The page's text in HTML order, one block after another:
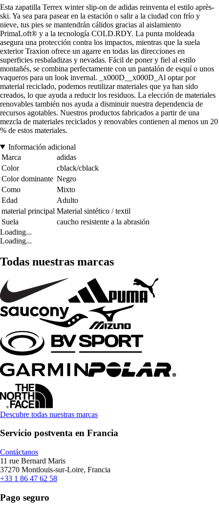
Esta zapatilla Terrex winter slip-on de adidas reinventa el estilo après-
ski. Ya sea para pasear en la estación o salir a la ciudad con frío y
nieve, tus pies se mantendrán cálidos gracias al aislamiento
PrimaLoft® y a la tecnología COLD.RDY. La punta moldeada
asegura una protección contra los impactos, mientras que la suela
exterior Traxion ofrece un agarre en todas las direcciones en
superficies resbaladizas y nevadas. Fácil de poner y fiel al estilo
montañés, se combina perfectamente con un pantalón de esquí o unos
vaqueros para un look invernal. _x000D__x000D_Al optar por
material reciclado, podemos reutilizar materiales que ya han sido
creados, lo que ayuda a reducir los residuos. La elección de materiales
renovables también nos ayuda a disminuir nuestra dependencia de
recursos agotables. Nuestros productos fabricados a partir de una
mezcla de materiales reciclados y renovables contienen al menos un 20
% de estos materiales.
Información adicional
Marca
adidas
Color
cblack/cblack
Color dominante Negro
Como
Mixto
Edad
Adulto
material principal Material sintético / textil
Suela
caucho resistente a la abrasión
Loading...
Loading...
Todas nuestras marcas
Descubre todas nuestras marcas
Servicio postventa en Francia
Contáctanos
11 rue Bernard Maris
37270 Montlouis-sur-Loire, Francia
+33 1 86 47 62 58
Pago seguro